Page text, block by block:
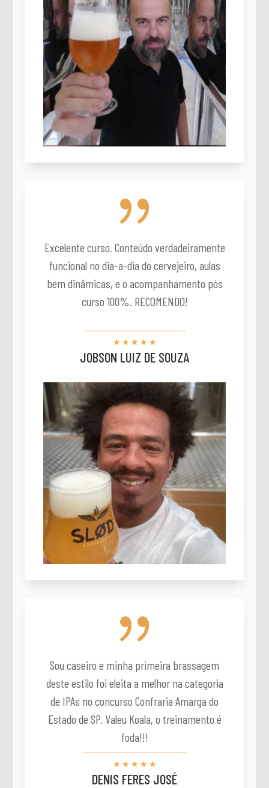
{
Excelente curso. Conteúdo verdadeiramente
funcional no dia-a-dia do cervejeiro, aulas
bem dinâmicas, e o acompanhamento pós
curso 100%. RECOMENDO!
☆ ☆ ☆ ☆ ☆
JOBSON LUIZ DE SOUZA
{
Sou caseiro e minha primeira brassagem
deste estilo foi eleita a melhor na categoria
de IPAs no concurso Confraria Amarga do
Estado de SP. Valeu Koala, o treinamento é
foda!!!
☆ ☆ ☆ ☆ ☆
DENIS FERES JOSÉ